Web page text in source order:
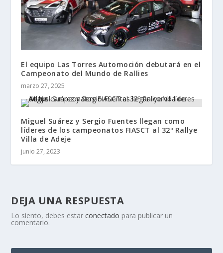
El equipo Las Torres Automoción debutará en el
Campeonato del Mundo de Rallies
marzo 27, 2025
Miguel Suárez y Sergio Fuentes llegan como
líderes de los campeonatos FIASCT al 32º Rallye
Villa de Adeje
junio 27, 2023
DEJA UNA RESPUESTA
Lo siento, debes estarconectado para publicar un
comentario.